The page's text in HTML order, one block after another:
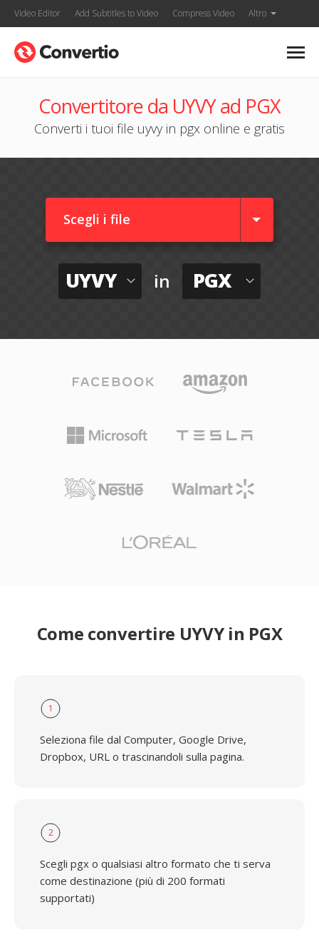
Video Editor Add Subtitles to Video Compress Video Altro
Convertitore da UYVY ad PGX
Converti i tuoi file uyvy in pgx online e gratis
Scegli i file
UYVY in PGX
Come convertire UYVY in PGX
1
Seleziona file dal Computer, Google Drive,
Dropbox, URL o trascinandoli sulla pagina.
2
Scegli pgx o qualsiasi altro formato che ti serva
come destinazione (più di 200 formati
supportati)